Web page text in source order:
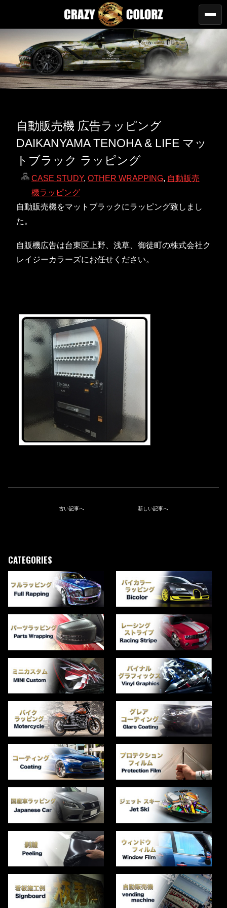
自動販売機 広告ラッピング
DAIKANYAMA TENOHA & LIFE マッ
トブラック ラッピング
CASE STUDY, OTHER WRAPPING, 自動販売
機ラッピング
自動販売機をマットブラックにラッピング致しまし
た。
自販機広告は台東区上野、浅草、御徒町の株式会社ク
レイジーカラーズにお任せください。
古い記事へ 新しい記事へ
CATEGORIES